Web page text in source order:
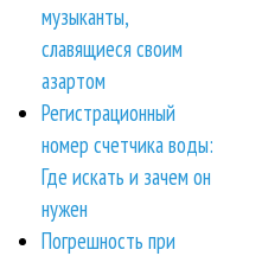
музыканты,
славящиеся своим
азартом
Регистрационный
номер счетчика воды:
Где искать и зачем он
нужен
Погрешность при